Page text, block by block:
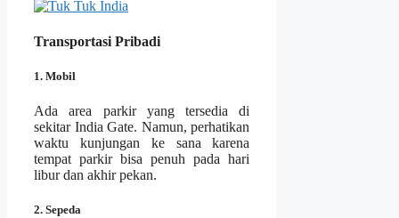
Transportasi Pribadi
1. Mobil
Ada area parkir yang tersedia di
sekitar India Gate. Namun, perhatikan
waktu kunjungan ke sana karena
tempat parkir bisa penuh pada hari
libur dan akhir pekan.
2. Sepeda